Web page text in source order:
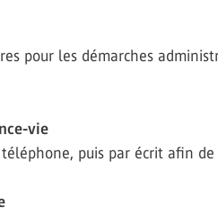
pour les démarches
vie
téléphone, puis par écrit afin